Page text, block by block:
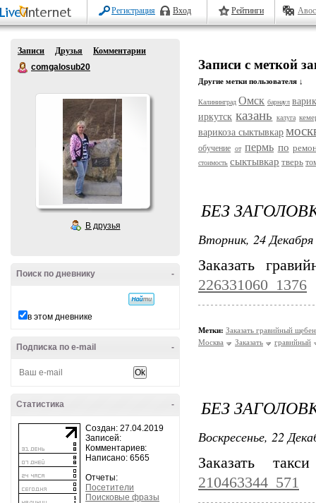
Регистрация Вход Рейтинги
Записи Друзья
Комментарии
comgalosub20
В друзья
-
Поиск по дневнику
в этом дневнике
-
Подписка по e-mail
-
Статистика
Создан: 27.04.2019
Записей:
Комментариев:
Написано: 6565
Отчеты:
Посетители
Поисковые фразы
Записи с меткой
Другие метки пользователя ↓
Калининград Омск барнаул
иркутск казань калуга
варикоза сыктывкар
обучение от пермь по
стоимость сыктывкар тверь
БЕЗ
Вторник, 24
Заказать
226331060_1376
Метки: Заказать гравийный
Москва
Заказать гравийный
БЕЗ
Воскресенье, 22
Заказать
210463344_571